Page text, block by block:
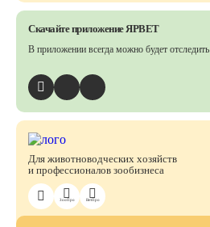
ЗооПро ВетПро
Для животноводческих хозяйств
и профессионалов зообизнеса
Скачайте приложение ЯРВЕТ
В приложении всегда можно будет отследить